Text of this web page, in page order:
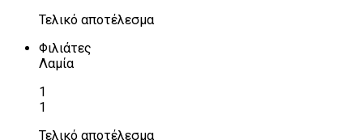
Τελικό αποτέλεσμα
Φιλιάτες
Λαμία
1
1
Τελικό αποτέλεσμα